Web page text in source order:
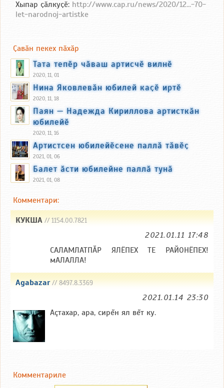
Хыпар ҫӑлкуҫӗ: http://www.cap.ru/news/2020/12...-70-
let-narodnoj-artistke
Ҫавӑн пекех пӑхӑр
Тата тепӗр чӑваш артисчӗ вилнӗ
2020, 11, 01
Нина Яковлевӑн юбилей каҫӗ иртӗ
2020, 11, 18
Паян — Надежда Кириллова артисткӑн
юбилейӗ
2020, 11, 16
Артистсен юбилейӗсене паллӑ тӑвӗҫ
2021, 01, 06
Балет ӑсти юбилейне паллӑ тунӑ
2021, 01, 08
Комментари:
КУКША// 1154.00.7821
2021.01.11 17:48
САЛАМЛАТПӐР ЯЛЁПЕХ ТЕ РАЙОНЁПЕХ!
мАЛАЛЛА!
Agabazar// 8497.8.3369
2021.01.14 23:30
Аçтахар, ара, сирĕн ял вĕт ку.
Комментариле